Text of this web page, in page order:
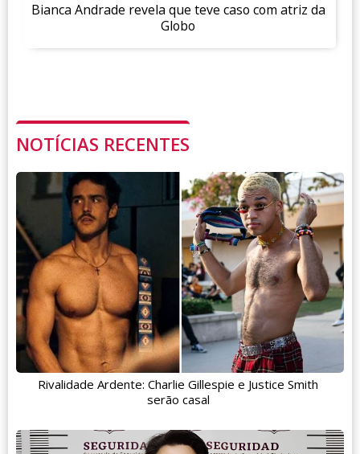
Bianca Andrade revela que teve caso com atriz da
Globo
NOTÍCIAS RECENTES
Rivalidade Ardente: Charlie Gillespie e Justice Smith
serão casal